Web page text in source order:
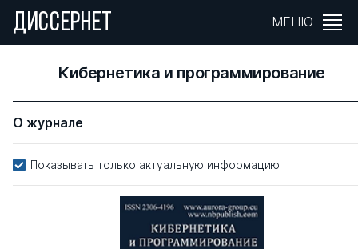
ДИССЕРНЕТ МЕНЮ
Кибернетика и программирование
О журнале
Показывать только актуальную информацию